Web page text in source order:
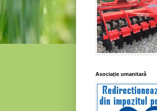
Asociație umanitară